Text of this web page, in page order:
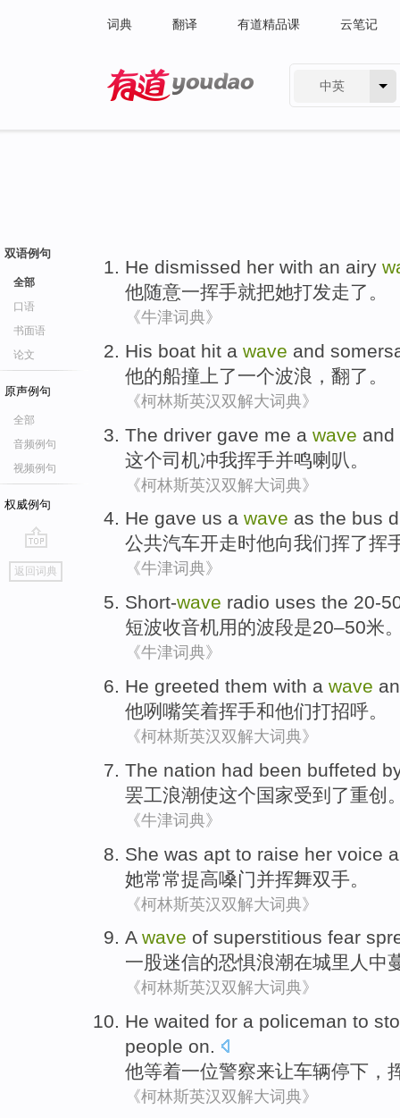
词典 翻译 有道精品课 云笔记
中英
双语例句
全部
口语
书面语
论文
原声例句
全部
音频例句
视频例句
权威例句
go
top
返回词典
He dismissed her with an airy
他随意一挥手就把她打发走了。
《牛津词典》
His boat hit a wave and
他的船撞上了一个波浪 ， 翻了。
《柯林斯英汉双解大词典》
The driver gave me a wave and
这个司机冲我挥手并鸣喇叭。
《柯林斯英汉双解大词典》
He gave us a wave as the bus
公共汽车开走时他向我们挥了挥
《牛津词典》
Short-wave radio uses the 20-
短波收音机用的波段是20–50米
《牛津词典》
He greeted them with a wave
他咧嘴笑着挥手和他们打招呼。
《柯林斯英汉双解大词典》
The nation had been buffeted
罢工浪潮使这个国家受到了重创
《牛津词典》
She was apt to raise her voice
她常常提高嗓门并挥舞双手 。
《柯林斯英汉双解大词典》
A wave of superstitious fear
一股迷信的恐惧浪潮在城里人 中
《柯林斯英汉双解大词典》
He waited for a policeman to
people on.
他等着一位警察来让车辆停下 ，
《柯林斯英汉双解大词典》